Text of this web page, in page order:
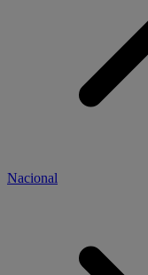
Nacional